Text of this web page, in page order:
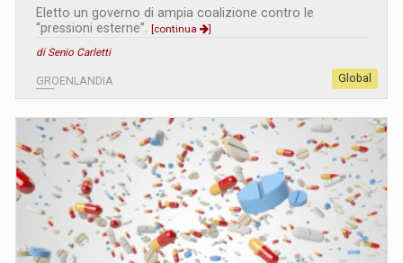
Eletto un governo di ampia coalizione contro le
“pressioni esterne”. [continua
]
di Senio Carletti
GROENLANDIA Global